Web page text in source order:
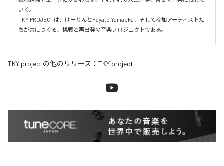
いく。
TKY PROJECTは、けーりんとHayato Yamaoka、そして参加アーティストた
ちが共につくる、挑戦と再出発の音楽プロジェクトである。
TKY projectの他のリリース： TKY project